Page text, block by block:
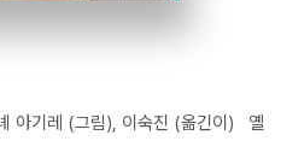
아기레 (그림), 이숙진 (옮긴이) 옐